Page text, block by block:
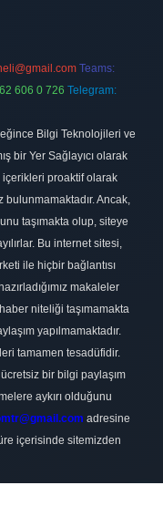
Teams:
606 0 726 Telegram:
Bilgi Teknolojileri ve
bir Yer Sağlayıcı olarak
içerikleri proaktif olarak
Ancak,
taşımakta olup, siteye
Bu internet sitesi,
ile hiçbir bağlantısı
makaleler
niteliği taşımamakta
yapılmamaktadır.
tamamen tesadüfidir.
bir bilgi paylaşım
aykırı olduğunu
adresine
içerisinde sitemizden